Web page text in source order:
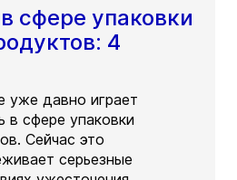
сфере упаковки
4
уже давно играет
в сфере упаковки
Сейчас это
серьезные